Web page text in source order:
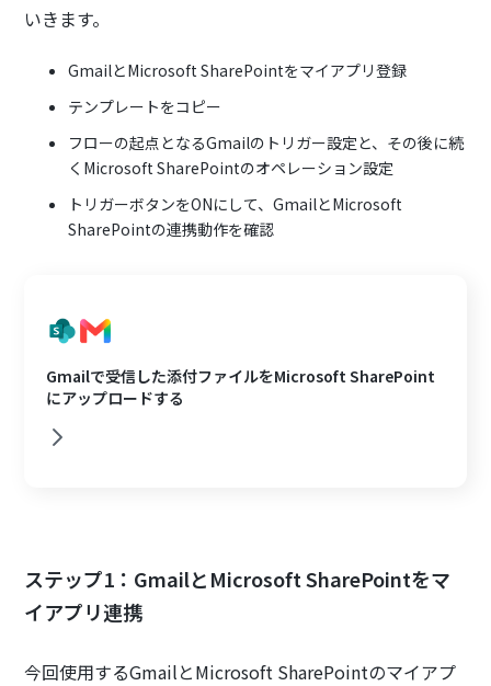
いきます。
GmailとMicrosoft SharePointをマイアプリ登録
テンプレートをコピー
フローの起点となるGmailのトリガー設定と、その後に続
くMicrosoft SharePointのオペレーション設定
トリガーボタンをONにして、GmailとMicrosoft
SharePointの連携動作を確認
Gmailで受信した添付ファイルをMicrosoft SharePoint
にアップロードする
ステップ1：GmailとMicrosoft SharePointをマ
イアプリ連携
今回使用するGmailとMicrosoft SharePointのマイアプ